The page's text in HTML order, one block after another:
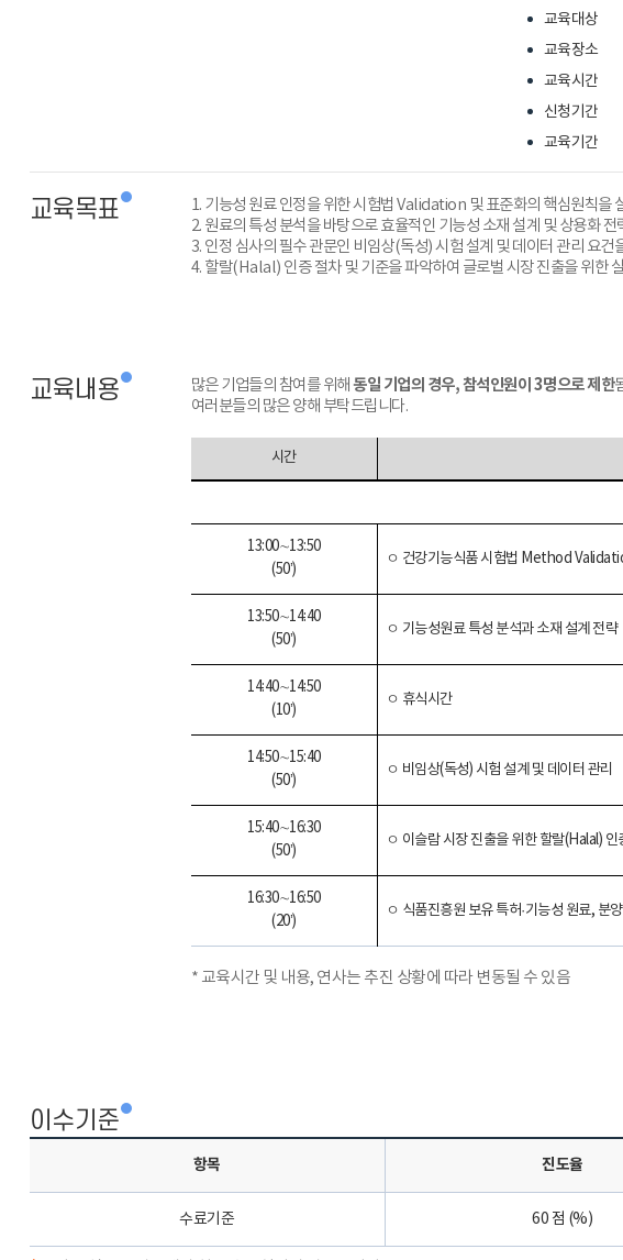
교육대상
교육장소
교육시간
신청기간
교육기간
교육목표
1. 기능성 원료 인정을 위한 시험법 Validation 및 표준화의 핵심원칙을
2. 원료의 특성 분석을 바탕으로 효율적인 기능성 소재 설계 및 상용화 전
3. 인정 심사의 필수 관문인 비임상(독성) 시험 설계 및 데이터 관리 요건
4. 할랄(Halal) 인증 절차 및 기준을 파악하여 글로벌 시장 진출을 위한
교육내용 많은 기업들의 참여를 위해 동일 기업의 경우, 참석인원이 3명으로 제한
여러분들의 많은 양해 부탁드립니다.
시간
13:00∼13:50
(50’)
ㅇ 건강기능식품 시험법 Method
13:50∼14:40
(50’)
ㅇ 기능성원료 특성 분석과 소재 설계 전략
14:40∼14:50
(10’)
ㅇ 휴식시간
14:50∼15:40
(50’)
ㅇ 비임상(독성) 시험 설계 및 데이터 관리
15:40∼16:30
(50’)
ㅇ 이슬람 시장 진출을 위한 할랄(Halal) 인
16:30∼16:50
(20’)
ㅇ 식품진흥원 보유 특허·기능성 원료, 분양
* 교육시간 및 내용, 연사는 추진 상황에 따라 변동될 수 있음
이수기준
항목 진도율
수료기준 60 점 (%)